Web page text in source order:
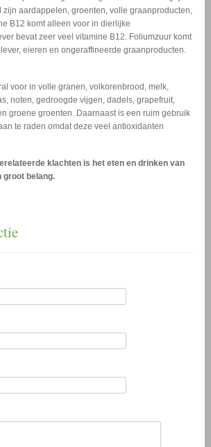
zijn aardappelen, groenten, volle graanproducten,
B12 komt alleen voor in dierlijke
bevat zeer veel vitamine B12. Foliumzuur komt
eieren en ongeraffineerde graanproducten.
voor in volle granen, volkorenbrood, melk,
noten, gedroogde vijgen, dadels, grapefruit,
groene groenten. Daarnaast is een ruim gebruik
te raden omdat deze veel antioxidanten
klachten is het eten en drinken van
groot belang.